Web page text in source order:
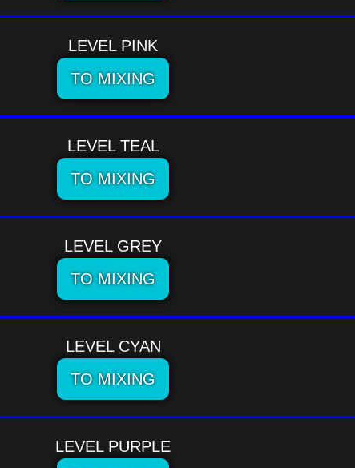
LEVEL PINK
TO MIXING
LEVEL TEAL
TO MIXING
LEVEL GREY
TO MIXING
LEVEL CYAN
TO MIXING
LEVEL PURPLE